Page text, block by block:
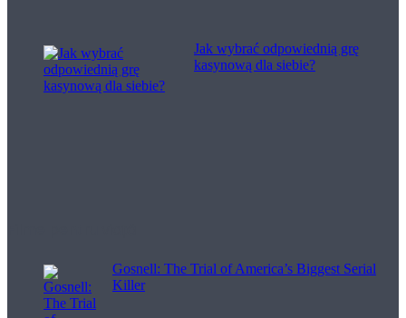
Jak wybrać odpowiednią grę
kasynową dla siebie?
Gosnell: The Trial of America’s Biggest Serial
Killer